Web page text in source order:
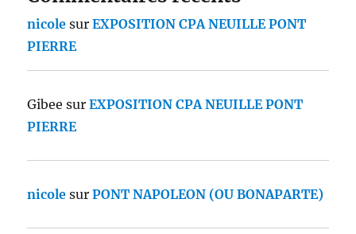
nicole surEXPOSITION CPA NEUILLE PONT
PIERRE
Gibee surEXPOSITION CPA NEUILLE PONT
PIERRE
nicole surPONT NAPOLEON (OU BONAPARTE)